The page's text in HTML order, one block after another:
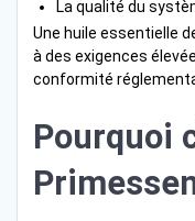
La qualité du
Une huile essentielle
à des exigences
conformité
Pourquoi